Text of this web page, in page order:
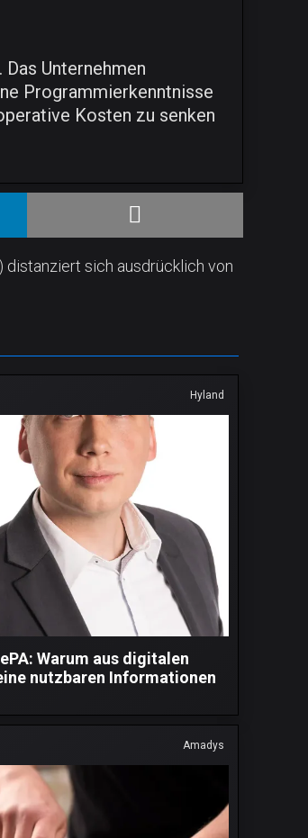
Unternehmen
Programmierkenntnisse
Kosten zu senken
sich ausdrücklich von
Hyland
Warum aus digitalen
nutzbaren Informationen
Amadys